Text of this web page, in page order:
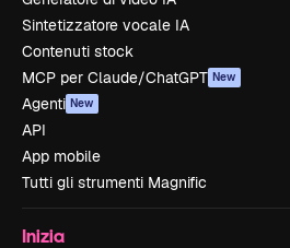
Sintetizzatore vocale IA
Contenuti stock
MCP per Claude/ChatGPT New
Agenti New
API
App mobile
Tutti gli strumenti Magnific
Inizia